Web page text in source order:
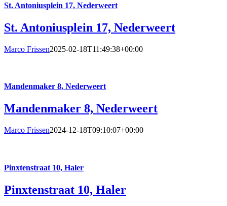
St. Antoniusplein 17, Nederweert
St. Antoniusplein 17, Nederweert
Marco Frissen2025-02-18T11:49:38+00:00
Mandenmaker 8, Nederweert
Mandenmaker 8, Nederweert
Marco Frissen2024-12-18T09:10:07+00:00
Pinxtenstraat 10, Haler
Pinxtenstraat 10, Haler